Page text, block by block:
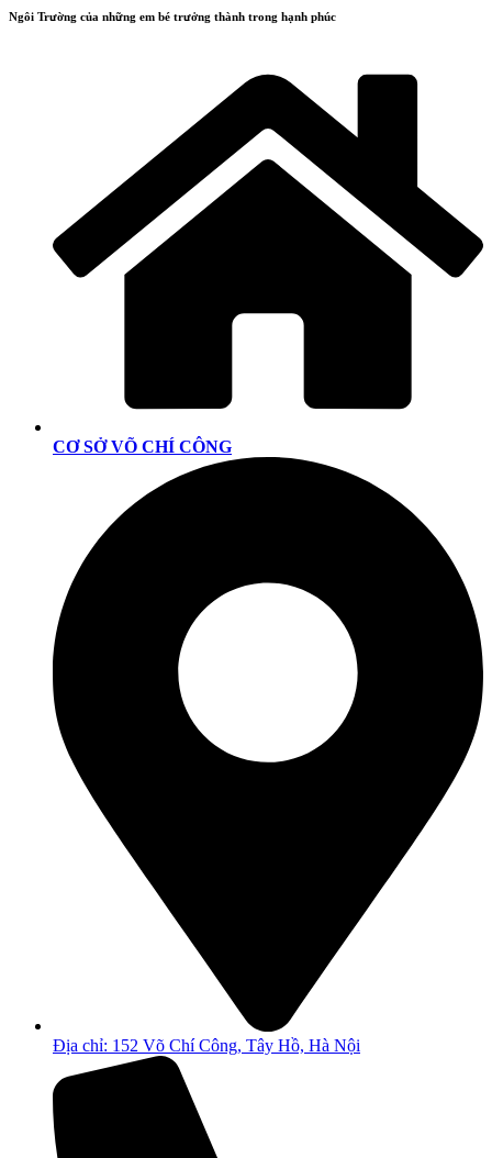
Ngôi Trường của những em bé trưởng thành trong hạnh phúc
CƠ SỞ VÕ CHÍ CÔNG
Địa chỉ: 152 Võ Chí Công, Tây Hồ, Hà Nội